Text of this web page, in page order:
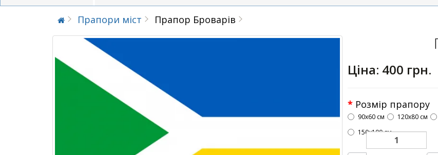
Прапори міст Прапор Броварів
Ціна: 400 грн.
Розмір прапору
90х60 см 120х80 см
150х100 см